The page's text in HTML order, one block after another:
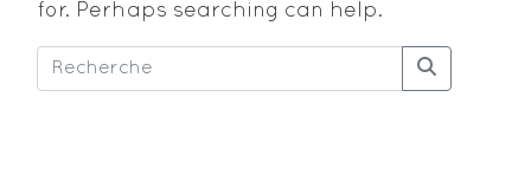
for. Perhaps searching can help.